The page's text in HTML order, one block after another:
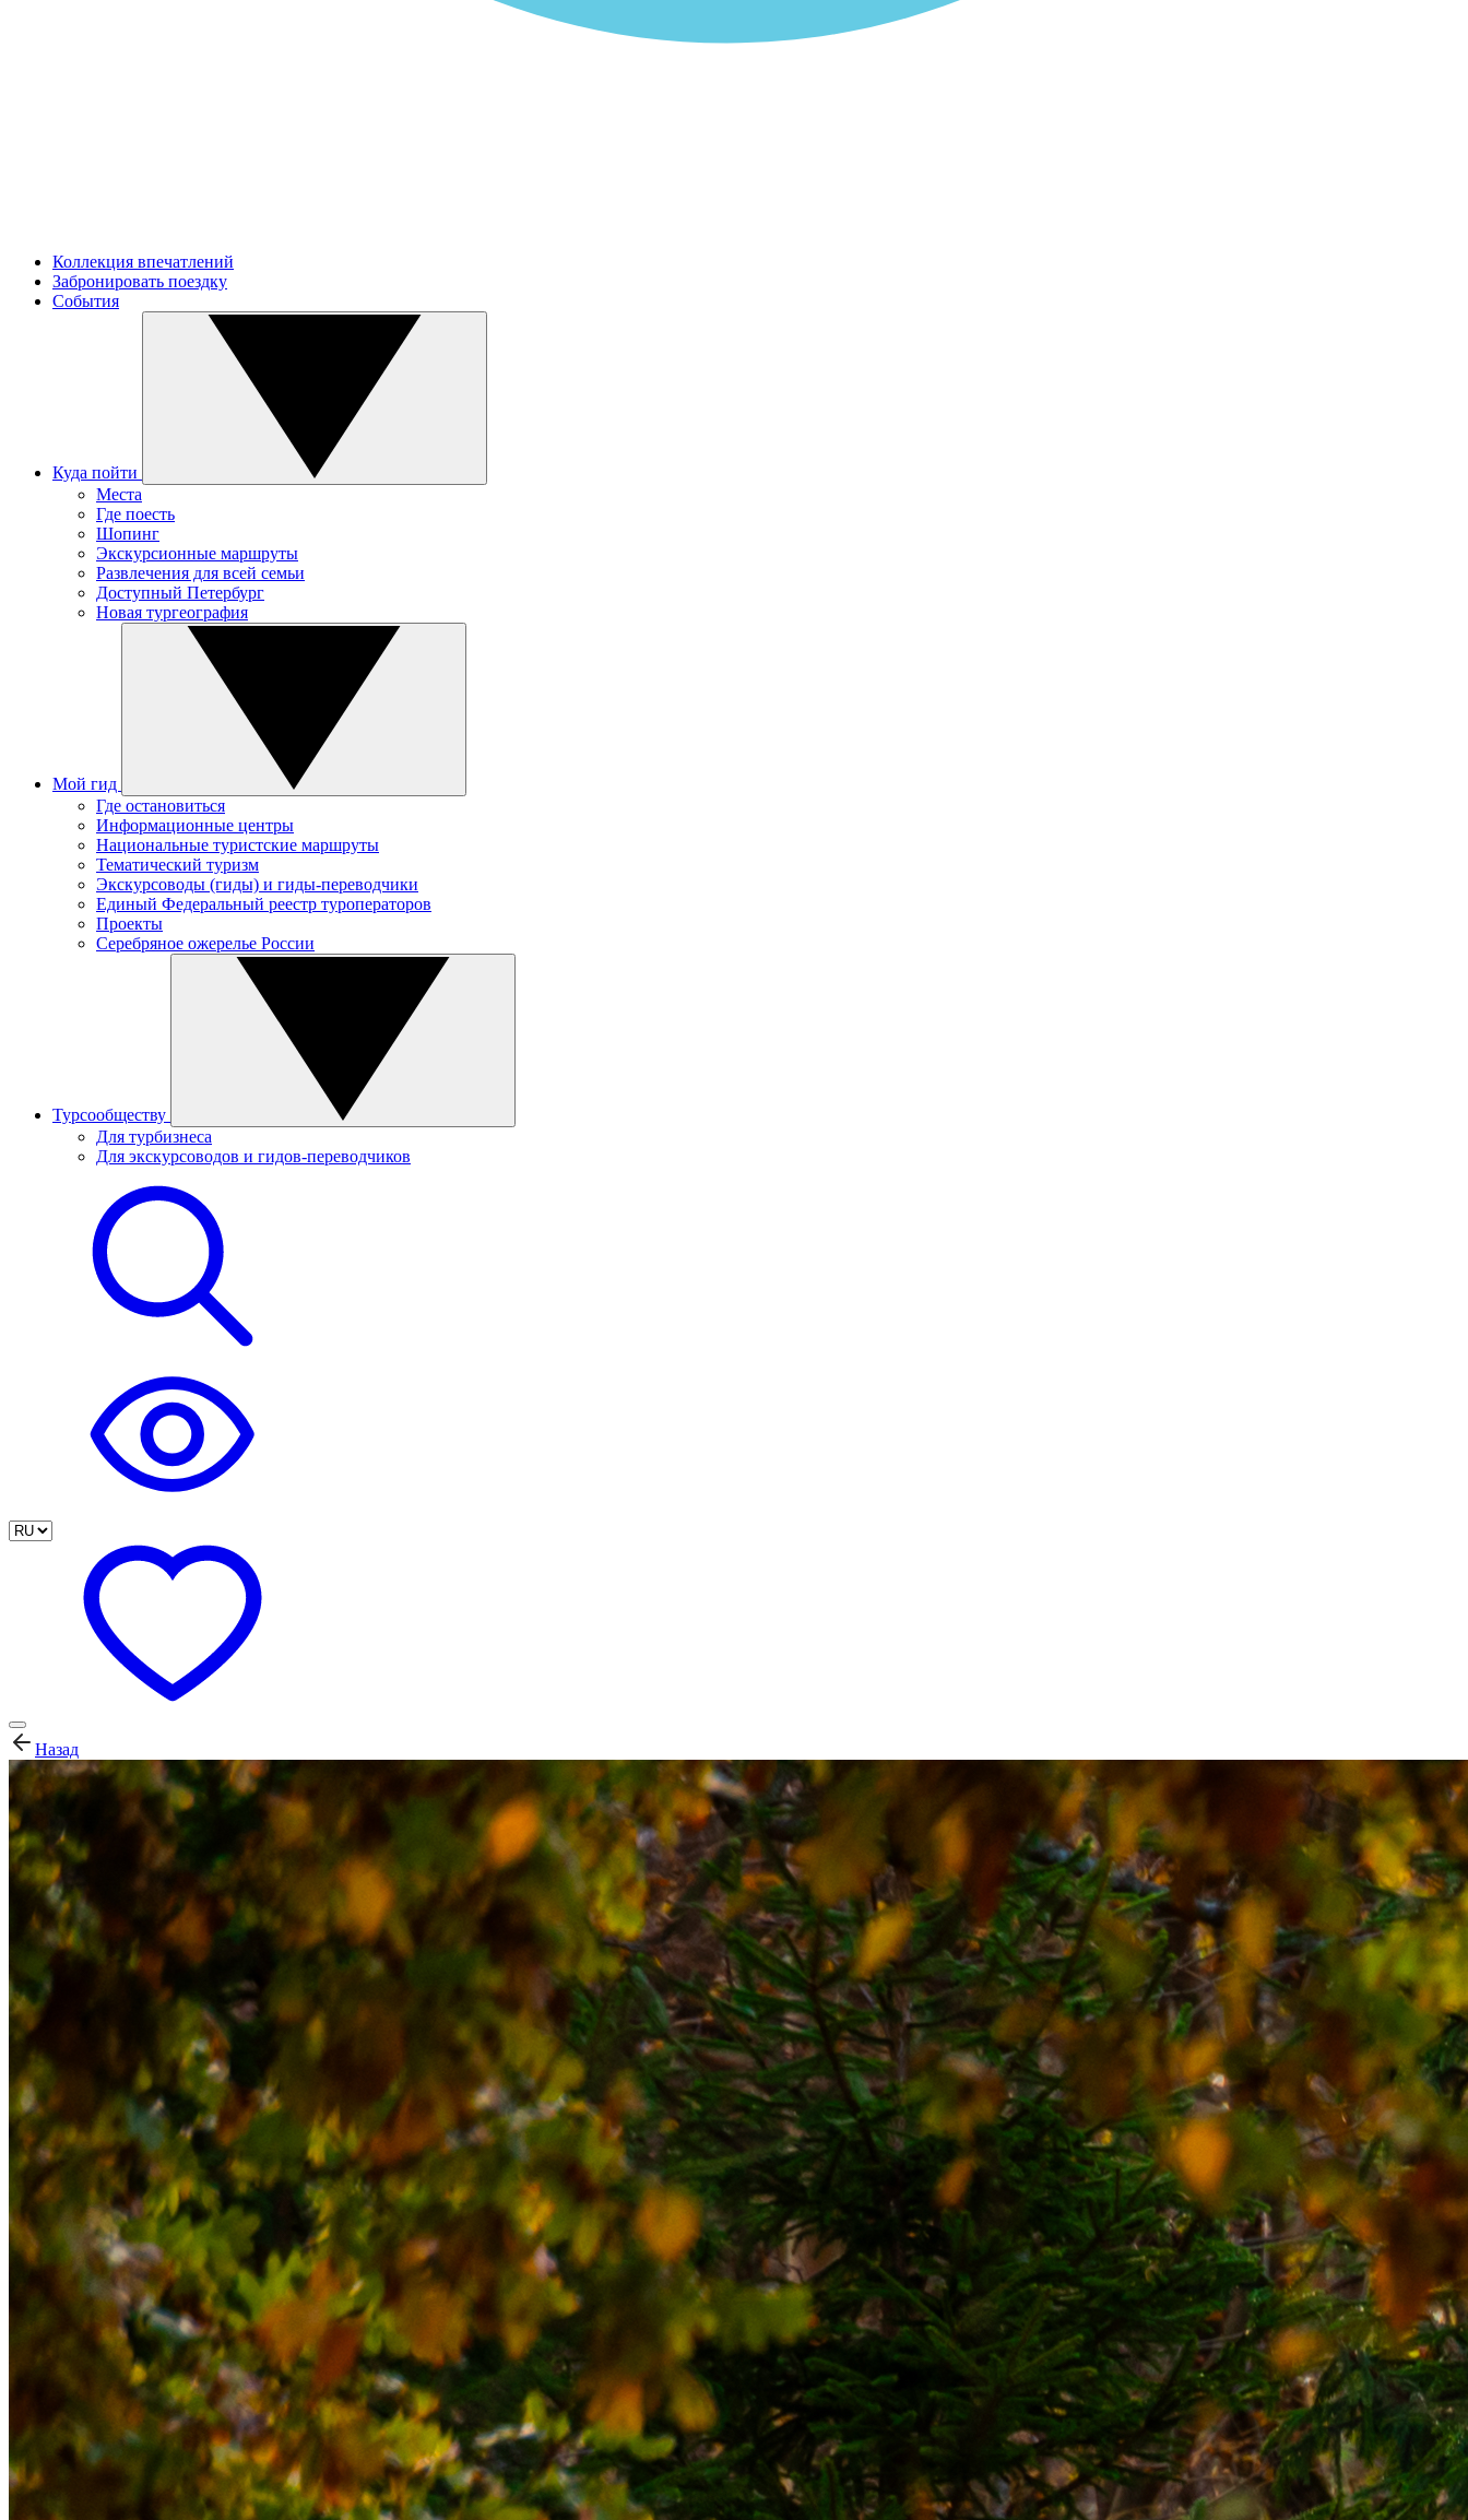
Коллекция впечатлений
Забронировать поездку
События
Куда пойти
Места
Где поесть
Шопинг
Экскурсионные маршруты
Развлечения для всей семьи
Доступный Петербург
Новая тургеография
Мой гид
Где остановиться
Информационные центры
Национальные туристские маршруты
Тематический туризм
Экскурсоводы (гиды) и гиды-переводчики
Единый Федеральный реестр туроператоров
Проекты
Серебряное ожерелье России
Турсообществу
Для турбизнеса
Для экскурсоводов и гидов-переводчиков
Назад